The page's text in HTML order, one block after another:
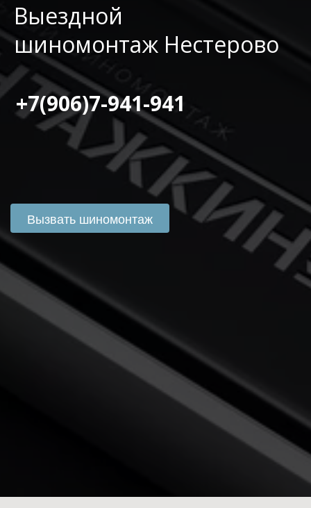
Выездной
шиномонтаж Нестерово
+7(906)7-941-941
Вызвать шиномонтаж